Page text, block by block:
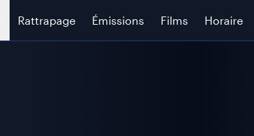
Rattrapage Émissions Films Horaire